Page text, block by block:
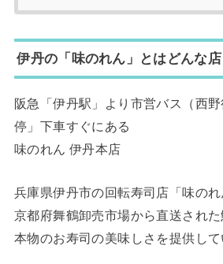
伊丹の「味のれん」とはどんな店
阪急「伊丹駅」より市営バス（西
停」下車すぐにある
味のれん 伊丹本店
兵庫県伊丹市の回転寿司店「味のれ
京都府舞鶴卸売市場から直送され
本物のお寿司の美味しさを提供して